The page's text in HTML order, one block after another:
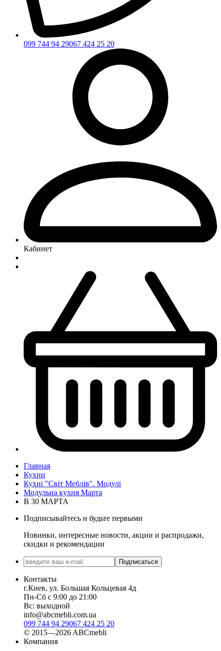
099 744 94 29067 424 25 20
Кабинет
Главная
Кухни
Кухні "Світ Меблів". Модулі
Модульна кухня Марта
В 30 МАРТА
Подписывайтесь и будьте первыми
Новинки, интересные новости, акции и распродажи,
скидки и рекомендации
Подписаться
Контакты
г.Киев, ул. Большая Кольцевая 4д
Пн-Сб с 9:00 до 21:00
Вс: выходной
info@abcmebli.com.ua
099 744 94 29067 424 25 20
© 2015—2026 ABCmebli
Компания